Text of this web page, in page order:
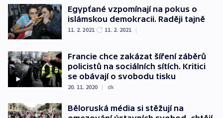
Egypťané vzpomínají na pokus o
islámskou demokracii. Raději tajně
11. 2. 2021 11. 2. 2021 |
Francie chce zakázat šíření záběrů
policistů na sociálních sítích. Kritici
se obávají o svobodu tisku
20. 11. 2020 | dk
Běloruská média si stěžují na